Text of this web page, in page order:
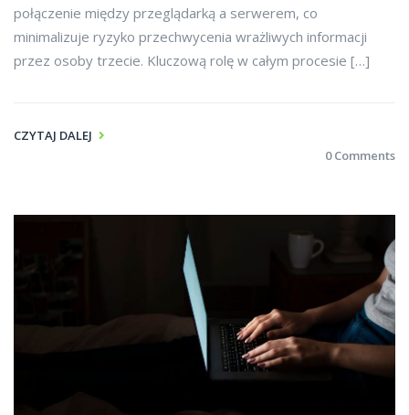
połączenie między przeglądarką a serwerem, co
minimalizuje ryzyko przechwycenia wrażliwych informacji
przez osoby trzecie. Kluczową rolę w całym procesie […]
CZYTAJ DALEJ
0 Comments